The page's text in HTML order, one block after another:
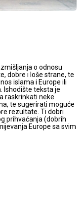
o odnosu
dobre i loše strane, te
islama i Europe ili
Ishodište teksta je
raskrinkati neke
te sugerirati moguće
rezultate. Ti dobri
prihvaćanja (dobrih
Europe sa svim